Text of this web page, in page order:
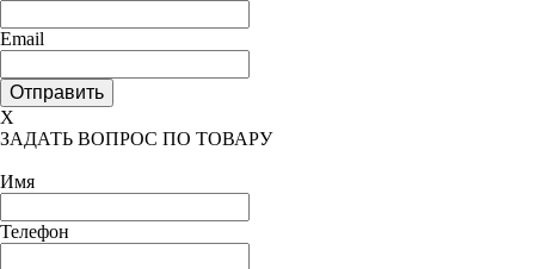
Email
X
ЗАДАТЬ ВОПРОС ПО ТОВАРУ
Имя
Телефон